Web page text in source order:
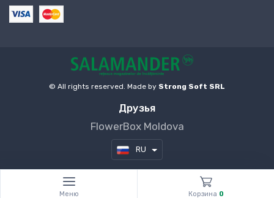
© All rights reserved. Made by Strong Soft SRL
Друзья
FlowerBox Moldova
RU
Меню Корзина 0